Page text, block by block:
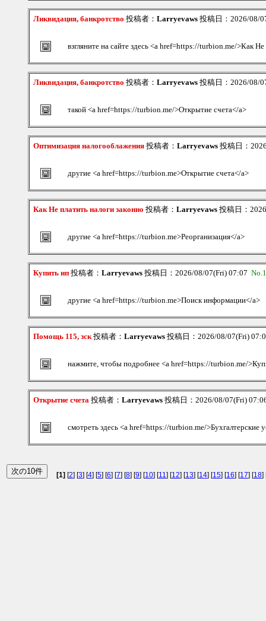
Ликвидация, банкротство 投稿者： Larryevaws 投稿日：2026/08/
взгляните на сайте здесь <a href=https://turbion.me/>Как Не
Ликвидация, банкротство 投稿者： Larryevaws 投稿日：2026/08/
такой <a href=https://turbion.me/>Открытие счета</a>
Оптимизация налогооблажения 投稿者： Larryevaws 投稿日：
другие <a href=https://turbion.me>Открытие счета</a>
Как Не платить налоги законно 投稿者： Larryevaws 投稿日：
другие <a href=https://turbion.me>Реорганизация</a>
Купить ип 投稿者： Larryevaws 投稿日：2026/08/07(Fri) 07:07
другие <a href=https://turbion.me>Поиск информации</a>
Помощь 115, зск投稿者： Larryevaws 投稿日：2026/08/07(Fri)
нажмите, чтобы подробнее <a href=https://turbion.me/
Открытие счета 投稿者： Larryevaws 投稿日：2026/08/07(Fri)
смотреть здесь <a href=https://turbion.me/>Бухгалтерские
[1] [2] [3] [4] [5] [6] [7] [8] [9] [10] [11] [12] [13] [14] [15] [16] [17] [18]